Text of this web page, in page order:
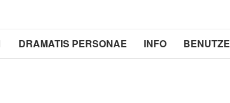
DRAMATIS PERSONAE INFO